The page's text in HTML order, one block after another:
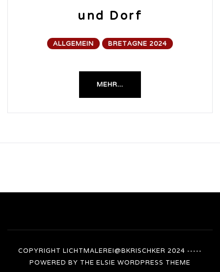
und Dorf
ALLGEMEIN BRETAGNE 2024
MEHR...
COPYRIGHT LICHTMALEREI@BKRISCHKER 2024 -----
POWERED BY THE ELSIE WORDPRESS THEME